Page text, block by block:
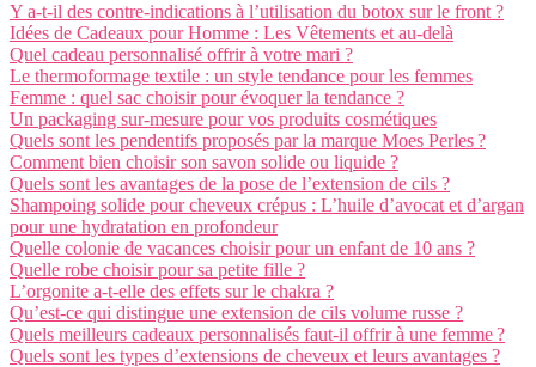
Y a-t-il des contre-indications à l’utilisation du botox sur le front ?
Idées de Cadeaux pour Homme : Les Vêtements et au-delà
Quel cadeau personnalisé offrir à votre mari ?
Le thermoformage textile : un style tendance pour les femmes
Femme : quel sac choisir pour évoquer la tendance ?
Un packaging sur-mesure pour vos produits cosmétiques
Quels sont les pendentifs proposés par la marque Moes Perles ?
Comment bien choisir son savon solide ou liquide ?
Quels sont les avantages de la pose de l’extension de cils ?
Shampoing solide pour cheveux crépus : L’huile d’avocat et d’argan
pour une hydratation en profondeur
Quelle colonie de vacances choisir pour un enfant de 10 ans ?
Quelle robe choisir pour sa petite fille ?
L’orgonite a-t-elle des effets sur le chakra ?
Qu’est-ce qui distingue une extension de cils volume russe ?
Quels meilleurs cadeaux personnalisés faut-il offrir à une femme ?
Quels sont les types d’extensions de cheveux et leurs avantages ?